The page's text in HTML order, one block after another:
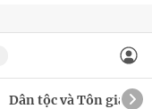
Dân tộc và Tôn giáo